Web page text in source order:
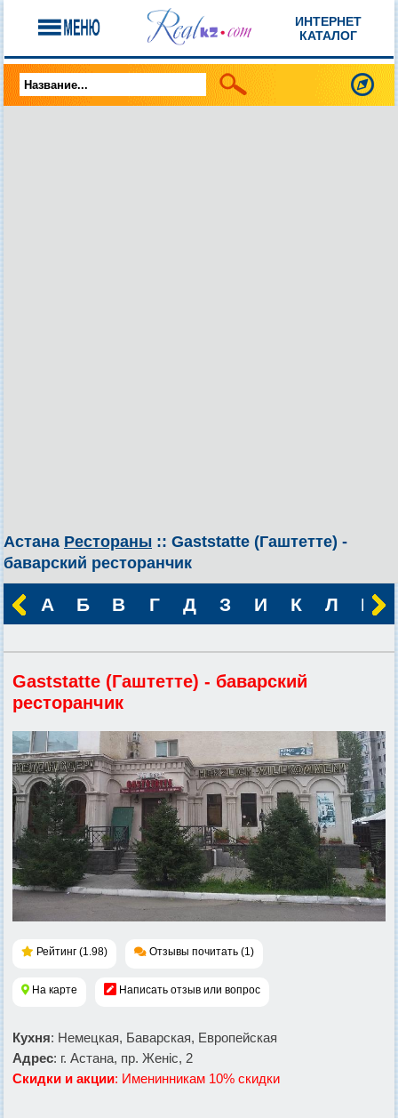
ИНТЕРНЕТ
КАТАЛОГ
Астана Рестораны :: Gaststatte (Гаштетте) -
баварский ресторанчик
А Б В Г Д З И К Л М
Gaststatte (Гаштетте) - баварский
ресторанчик
Рейтинг (1.98) Отзывы почитать (1)
На карте Написать отзыв или вопрос
Кухня: Немецкая, Баварская, Европейская
Адрес: г. Астана, пр. Женic, 2
Скидки и акции: Именинникам 10% скидки